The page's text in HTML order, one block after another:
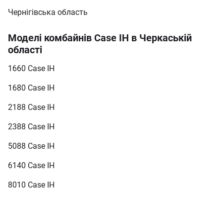
Чернігівська область
Моделі комбайнів Case IH в Черкаській
області
1660 Case IH
1680 Case IH
2188 Case IH
2388 Case IH
5088 Case IH
6140 Case IH
8010 Case IH